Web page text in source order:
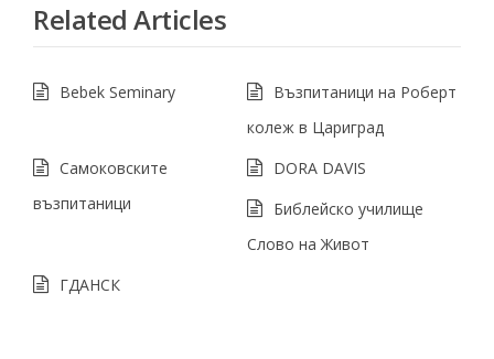
Related Articles
Bebek Seminary
Възпитаници на Роберт
колеж в Цариград
Самоковските
възпитаници
DORA DAVIS
Библейско училище
Слово на Живот
ГДАНСК